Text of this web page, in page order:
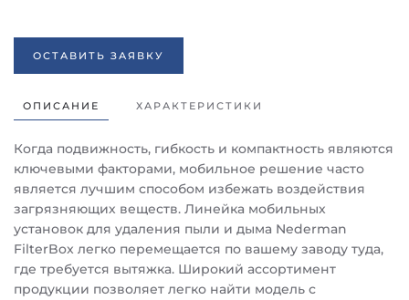
ОСТАВИТЬ ЗАЯВКУ
ОПИСАНИЕ ХАРАКТЕРИСТИКИ
Когда подвижность, гибкость и компактность являются
ключевыми факторами, мобильное решение часто
является лучшим способом избежать воздействия
загрязняющих веществ. Линейка мобильных
установок для удаления пыли и дыма Nederman
FilterBox легко перемещается по вашему заводу туда,
где требуется вытяжка. Широкий ассортимент
продукции позволяет легко найти модель с